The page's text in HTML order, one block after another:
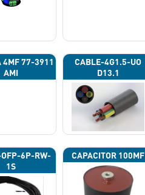
4ΜF 77-3911
AMI
CABLE-4G1.5-UO
D13.1
6P-RW-
1S
CAPACITOR 100ΜF